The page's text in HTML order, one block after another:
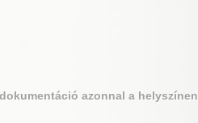
azonnal a helyszínen